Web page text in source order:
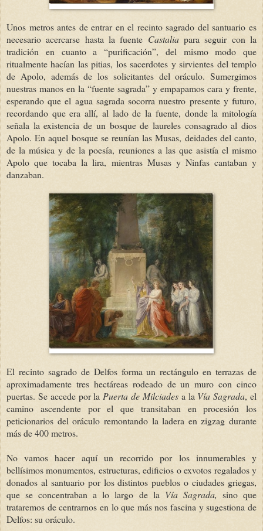
Unos metros antes de entrar en el recinto sagrado del santuario es
necesario acercarse hasta la fuente Castaliapara seguir con la
tradición en cuanto a “purificación”, del mismo modo que
ritualmente hacían las pitias, los sacerdotes y sirvientes del templo
de Apolo, además de los solicitantes del oráculo. Sumergimos
nuestras manos en la “fuente sagrada” y empapamos cara y frente,
esperando que el agua sagrada socorra nuestro presente y futuro,
recordando que era allí, al lado de la fuente, donde la mitología
señala la existencia de un bosque de laureles consagrado al dios
Apolo. En aquel bosque se reunían las Musas, deidades del canto,
de la música y de la poesía, reuniones a las que asistía el mismo
Apolo que tocaba la lira, mientras Musas y Ninfas cantaban y
danzaban.
El recinto sagrado de Delfos forma un rectángulo en terrazas de
aproximadamente tres hectáreas rodeado de un muro con cinco
puertas. Se accede por la Puerta de Milciades a la Vía Sagrada, el
camino ascendente por el que transitaban en procesión los
peticionarios del oráculo remontando la ladera en zigzag durante
más de 400 metros.
No vamos hacer aquí un recorrido por los innumerables y
bellísimos monumentos, estructuras, edificios o exvotos regalados y
donados al santuario por los distintos pueblos o ciudades griegas,
que se concentraban a lo largo de la Vía Sagrada, sino que
trataremos de centrarnos en lo que más nos fascina y sugestiona de
Delfos: su oráculo.